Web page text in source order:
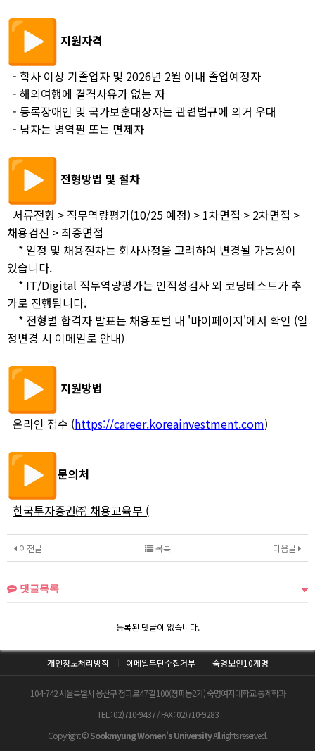
지원자격
- 학사 이상 기졸업자 및 2026년 2월 이내 졸업예정자
- 해외여행에 결격사유가 없는 자
- 등록장애인 및 국가보훈대상자는 관련법규에 의거 우대
- 남자는 병역필 또는 면제자
전형방법 및 절차
서류전형 > 직무역량평가(10/25 예정) > 1차면접 > 2차면접 >
채용검진 > 최종면접
* 일정 및 채용절차는 회사사정을 고려하여 변경될 가능성이
있습니다.
* IT/Digital 직무역량평가는 인적성검사 외 코딩테스트가 추
가로 진행됩니다.
* 전형별 합격자 발표는 채용포털 내 '마이페이지'에서 확인 (일
정변경 시 이메일로 안내)
지원방법
온라인 접수 (https://career.koreainvestment.com)
문의처
한국투자증권㈜ 채용교육부 (
이전글 다음글
목록
댓글목록
등록된 댓글이 없습니다.
개인정보처리방침 이메일무단수집거부 숙명보안10계명
104-742 서울특별시 용산구 청파로47길 100(청파동2가) 숙명여자대학교 통계학과
TEL : 02)710-9437 / FAX : 02)710-9283
Copyright ©Sookmyung Women's UniversityAll rights reserved.